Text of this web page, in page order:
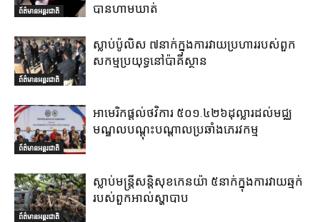
ព័ត៌មានអន្តរជាតិ
បានហាមឃាត់
ព័ត៌មានអន្តរជាតិ
ស្លាប់ប៉ូលិស ៧នាក់ក្នុងការវាយប្រហាររបស់ពួក
សកម្មប្រយុទ្ធនៅប៉ាគីស្ថាន
ព័ត៌មានអន្តរជាតិ
អាមេរិកផ្តល់ថវិការ ៥០១.៤២៦ដុល្លារដល់មជ្ឈ
មណ្ឌលបណ្តុះបណ្តាលប្រឆាំងភេរវកម្ម
ព័ត៌មានអន្តរជាតិ
ស្លាប់មន្ត្រីសន្តិសុខកេនយ៉ា ៥នាក់ក្នុងការវាយឆ្មក់
របស់ពួកអាល់ស្ហាបាប